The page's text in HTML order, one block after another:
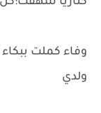
وفاء كملت
ولدي